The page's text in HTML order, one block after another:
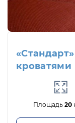
кроватями
Площадь20